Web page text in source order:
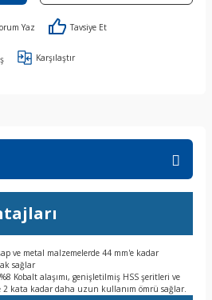
Yaz Tavsiye Et
Karşılaştır
ve metal malzemelerde 44 mm'e kadar
sağlar
Kobalt alaşımı, genişletilmiş HSS şeritleri ve
2 kata kadar daha uzun kullanım ömrü sağlar.